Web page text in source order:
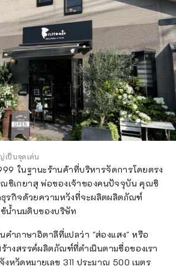
เป็นจุดเด่น
ในฐานะร้านค้าที่บริหารจัดการโดยตรง
ณชิเกยาสุ พ่อของเจ้าของคนปัจจุบัน คุณชิ
ธุรกิจด้วยความหวังที่จะผลิตผลิตภัณฑ์
น้ำนมดิบของบริษัท
คำภาษาอิตาลีที่แปลว่า "ส่องแสง" หรือ
างสรรค์ผลิตภัณฑ์ที่ดำเนินตามชื่อของเรา
หวัดหมายเลข 311 ประมาณ 500 เมตร